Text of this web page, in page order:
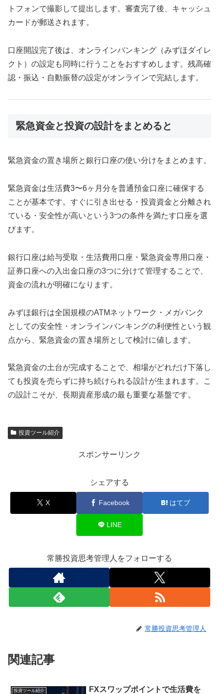
トフォンで撮影して提出します。審査完了後、キャッシュ
カードが郵送されます。
口座開設完了後は、オンラインバンキング（みずほダイレ
クト）の設定も同時に行うことをおすすめします。残高確
認・振込・自動振替の設定がオンラインで完結します。
緊急資金と投資の設計をまとめると
緊急資金の置き場所と銀行口座の使い分けをまとめます。
緊急資金は生活費3〜6ヶ月分を普通預金口座に確保する
ことが基本です。すぐに引き出せる・投資資金と分離され
ている・安全性が高いという3つの条件を満たす口座を選
びます。
銀行口座は給与受取・生活費用口座・緊急資金専用口座・
証券口座への入出金口座の3つに分けて管理することで、
資金の流れが明確になります。
みずほ銀行は全国規模のATMネットワーク・メガバンク
としての安全性・オンラインバンキングの利便性という観
点から、緊急資金の置き場所として検討に値します。
緊急資金の土台が完成することで、相場がどれだけ下落し
ても投資を売らずに持ち続けられる設計が生まれます。こ
の設計こそが、長期資産形成の最も重要な基盤です。
投資ツール紹介
スポンサーリンク
シェアする
X Facebook はてブ
LINE
常勝投資思考管理人をフォローする
常勝投資思考管理人
関連記事
投資ツール紹介
FXスワップポイントで生活費を